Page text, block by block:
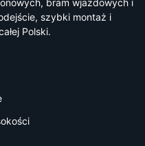
bram wjazdowych i
szybki montaż i
Polski.